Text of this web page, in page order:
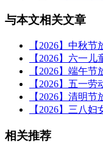
与本文相关文章
【2026】中秋节
【2026】六一
【2026】端午节
【2026】五一
【2026】清明节
【2026】三八
相关推荐